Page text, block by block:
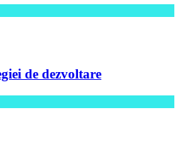
de dezvoltare